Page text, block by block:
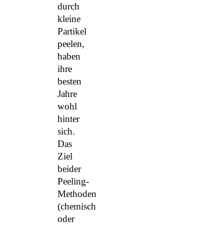
durch
kleine
Partikel
peelen,
haben
ihre
besten
Jahre
wohl
hinter
sich.
Das
Ziel
beider
Peeling-
Methoden
(chemisch
oder